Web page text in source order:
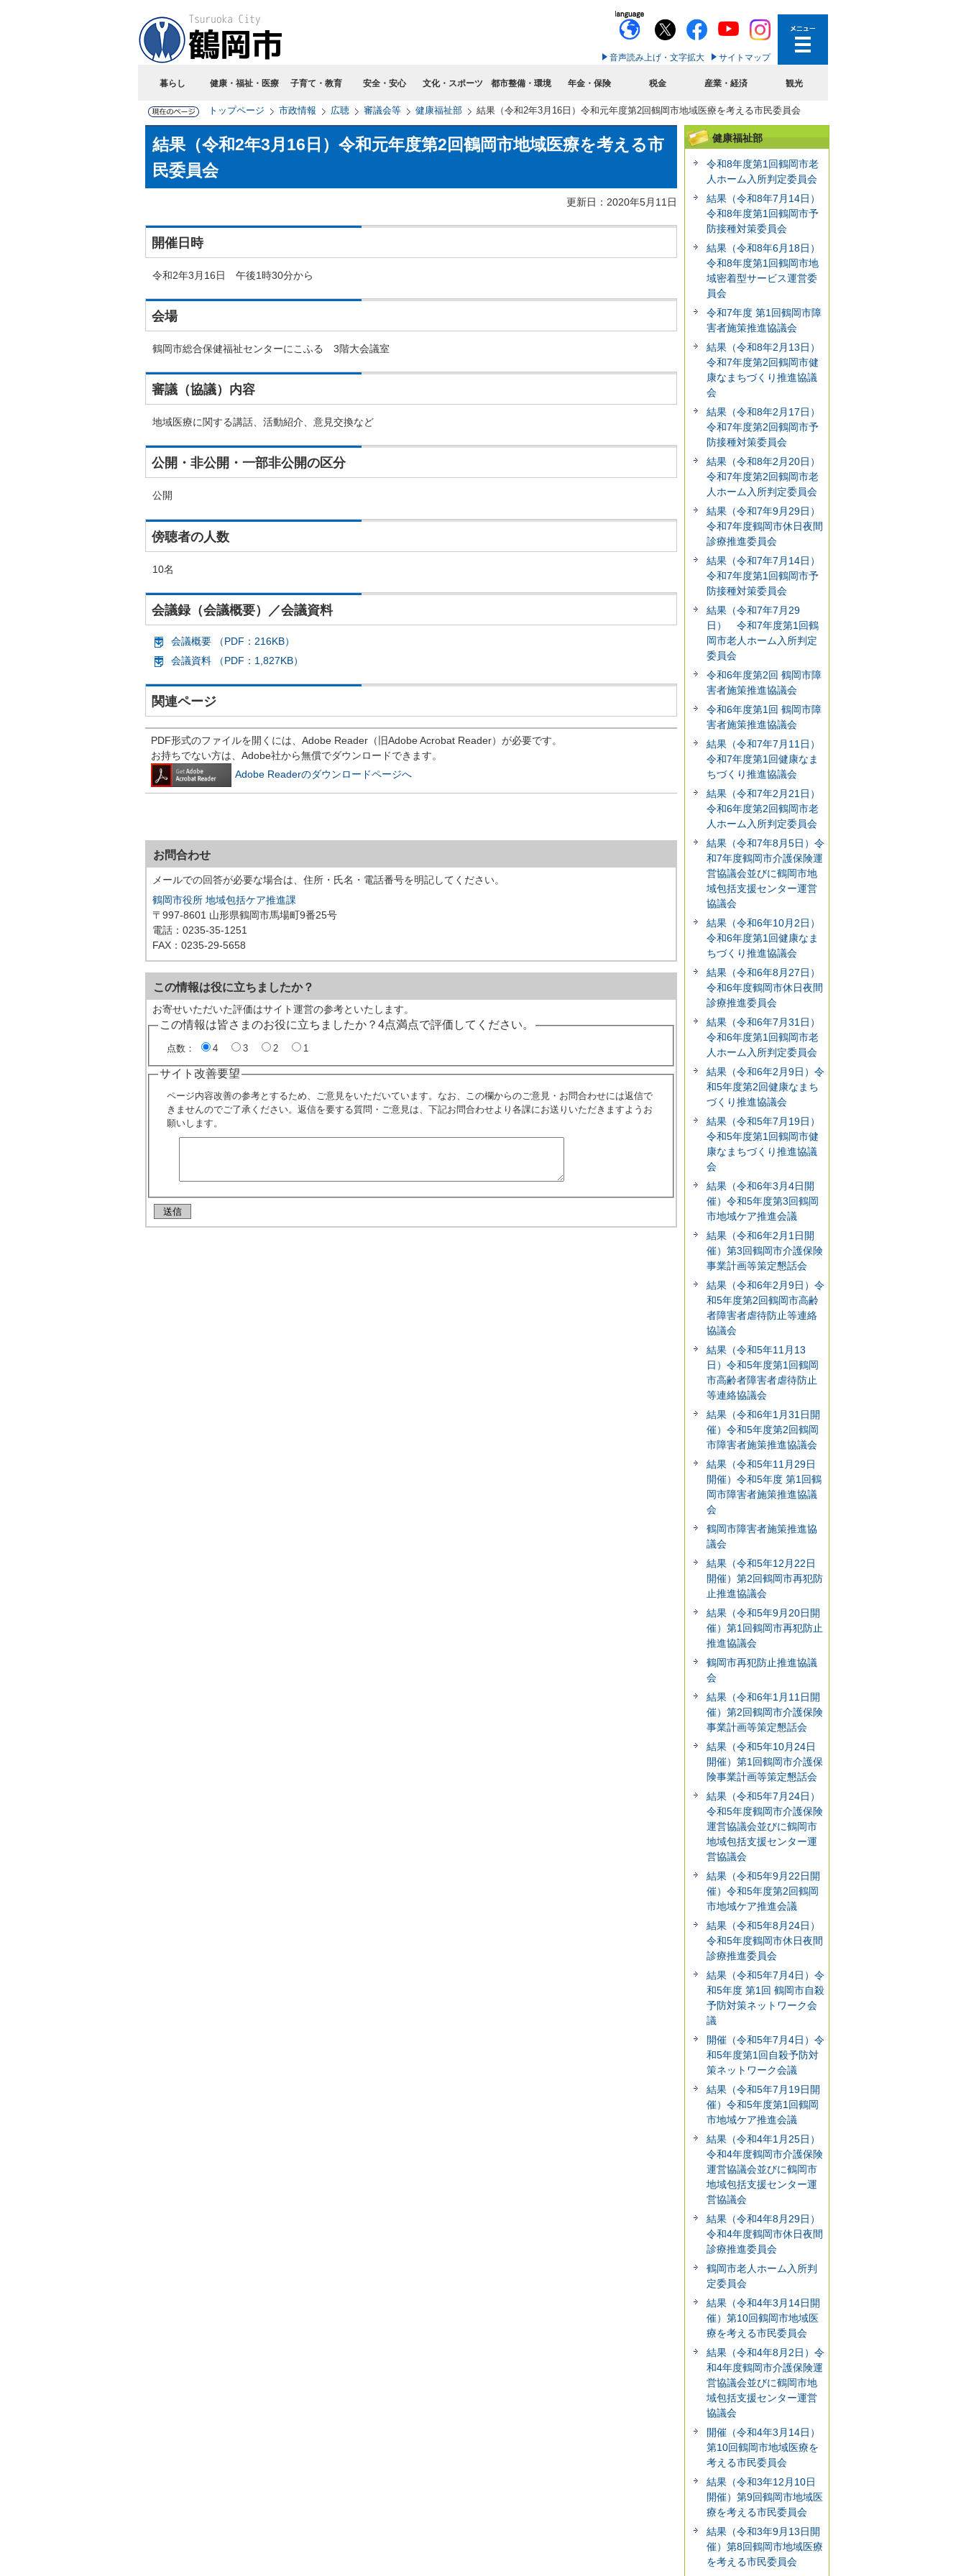
音声読み上げ・文字拡大 サイトマップ
暮らし 健康・福祉・医療 子育て・教育 安全・安心 文化・スポーツ 都市整備・環境 年金・保険 税金 産業・経済 観光
トップページ 市政情報 広聴 審議会等 健康福祉部 結果（令和2年3月16日）令和元年度第2回鶴岡市地域医療を考える市民委員会
結果（令和2年3月16日）令和元年度第2回鶴岡市地域医療を考える市
民委員会
更新日：2020年5月11日
開催日時
令和2年3月16日 午後1時30分から
会場
鶴岡市総合保健福祉センターにこふる 3階大会議室
審議（協議）内容
地域医療に関する講話、活動紹介、意見交換など
公開・非公開・一部非公開の区分
公開
傍聴者の人数
10名
会議録（会議概要）／会議資料
会議概要 （PDF：216KB）
会議資料 （PDF：1,827KB）
関連ページ
PDF形式のファイルを開くには、Adobe Reader（旧Adobe Acrobat Reader）が必要です。
お持ちでない方は、Adobe社から無償でダウンロードできます。
Adobe Readerのダウンロードページへ
お問合わせ
メールでの回答が必要な場合は、住所・氏名・電話番号を明記してください。
鶴岡市役所 地域包括ケア推進課
〒997-8601 山形県鶴岡市馬場町9番25号
電話：0235-35-1251
FAX：0235-29-5658
この情報は役に立ちましたか？
お寄せいただいた評価はサイト運営の参考といたします。
この情報は皆さまのお役に立ちましたか？4点満点で評価してください。
点数： 4 3 2 1
サイト改善要望
ページ内容改善の参考とするため、ご意見をいただいています。なお、この欄からのご意見・お問合わせには返信で
きませんのでご了承ください。返信を要する質問・ご意見は、下記お問合わせより各課にお送りいただきますようお
願いします。
健康福祉部
令和8年度第1回鶴岡市老
人ホーム入所判定委員会
結果（令和8年7月14日）
令和8年度第1回鶴岡市予
防接種対策委員会
結果（令和8年6月18日）
令和8年度第1回鶴岡市地
域密着型サービス運営委
員会
令和7年度 第1回鶴岡市障
害者施策推進協議会
結果（令和8年2月13日）
令和7年度第2回鶴岡市健
康なまちづくり推進協議
会
結果（令和8年2月17日）
令和7年度第2回鶴岡市予
防接種対策委員会
結果（令和8年2月20日）
令和7年度第2回鶴岡市老
人ホーム入所判定委員会
結果（令和7年9月29日）
令和7年度鶴岡市休日夜間
診療推進委員会
結果（令和7年7月14日）
令和7年度第1回鶴岡市予
防接種対策委員会
結果（令和7年7月29
日） 令和7年度第1回鶴
岡市老人ホーム入所判定
委員会
令和6年度第2回 鶴岡市障
害者施策推進協議会
令和6年度第1回 鶴岡市障
害者施策推進協議会
結果（令和7年7月11日）
令和7年度第1回健康なま
ちづくり推進協議会
結果（令和7年2月21日）
令和6年度第2回鶴岡市老
人ホーム入所判定委員会
結果（令和7年8月5日）令
和7年度鶴岡市介護保険運
営協議会並びに鶴岡市地
域包括支援センター運営
協議会
結果（令和6年10月2日）
令和6年度第1回健康なま
ちづくり推進協議会
結果（令和6年8月27日）
令和6年度鶴岡市休日夜間
診療推進委員会
結果（令和6年7月31日）
令和6年度第1回鶴岡市老
人ホーム入所判定委員会
結果（令和6年2月9日）令
和5年度第2回健康なまち
づくり推進協議会
結果（令和5年7月19日）
令和5年度第1回鶴岡市健
康なまちづくり推進協議
会
結果（令和6年3月4日開
催）令和5年度第3回鶴岡
市地域ケア推進会議
結果（令和6年2月1日開
催）第3回鶴岡市介護保険
事業計画等策定懇話会
結果（令和6年2月9日）令
和5年度第2回鶴岡市高齢
者障害者虐待防止等連絡
協議会
結果（令和5年11月13
日）令和5年度第1回鶴岡
市高齢者障害者虐待防止
等連絡協議会
結果（令和6年1月31日開
催）令和5年度第2回鶴岡
市障害者施策推進協議会
結果（令和5年11月29日
開催）令和5年度 第1回鶴
岡市障害者施策推進協議
会
鶴岡市障害者施策推進協
議会
結果（令和5年12月22日
開催）第2回鶴岡市再犯防
止推進協議会
結果（令和5年9月20日開
催）第1回鶴岡市再犯防止
推進協議会
鶴岡市再犯防止推進協議
会
結果（令和6年1月11日開
催）第2回鶴岡市介護保険
事業計画等策定懇話会
結果（令和5年10月24日
開催）第1回鶴岡市介護保
険事業計画等策定懇話会
結果（令和5年7月24日）
令和5年度鶴岡市介護保険
運営協議会並びに鶴岡市
地域包括支援センター運
営協議会
結果（令和5年9月22日開
催）令和5年度第2回鶴岡
市地域ケア推進会議
結果（令和5年8月24日）
令和5年度鶴岡市休日夜間
診療推進委員会
結果（令和5年7月4日）令
和5年度 第1回 鶴岡市自殺
予防対策ネットワーク会
議
開催（令和5年7月4日）令
和5年度第1回自殺予防対
策ネットワーク会議
結果（令和5年7月19日開
催）令和5年度第1回鶴岡
市地域ケア推進会議
結果（令和4年1月25日）
令和4年度鶴岡市介護保険
運営協議会並びに鶴岡市
地域包括支援センター運
営協議会
結果（令和4年8月29日）
令和4年度鶴岡市休日夜間
診療推進委員会
鶴岡市老人ホーム入所判
定委員会
結果（令和4年3月14日開
催）第10回鶴岡市地域医
療を考える市民委員会
結果（令和4年8月2日）令
和4年度鶴岡市介護保険運
営協議会並びに鶴岡市地
域包括支援センター運営
協議会
開催（令和4年3月14日）
第10回鶴岡市地域医療を
考える市民委員会
結果（令和3年12月10日
開催）第9回鶴岡市地域医
療を考える市民委員会
結果（令和3年9月13日開
催）第8回鶴岡市地域医療
を考える市民委員会